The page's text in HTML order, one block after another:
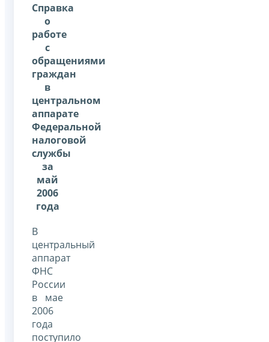
Справка
о
работе
с
обращениями
граждан
в
центральном
аппарате
Федеральной
налоговой
службы
за
май
2006
года
В
центральный
аппарат
ФНС
России
в мае
2006
года
поступило